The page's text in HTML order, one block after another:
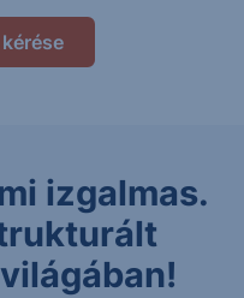
izgalmas.